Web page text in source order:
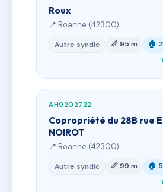
Roux
📍 Roanne (42300)
Autre syndic 📏 95 m 🏠
AH9202722
Copropriété du 28B rue
NOIROT
📍 Roanne (42300)
Autre syndic 📏 99 m 🏠